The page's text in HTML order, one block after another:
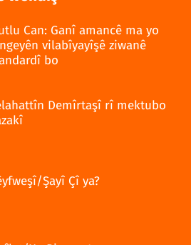
Can: Ganî amancê ma yo
vilabîyayîşê ziwanê
bo
Demîrtaşî rî mektubo
Şayî Çî ya?